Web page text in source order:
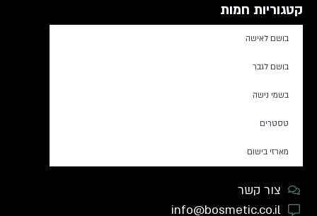
קטגוריות חמות
בושם לאישה
בושם לגבר
בשמי נישה
טסטרים
מארזי בישום
צור קשר
info@bosmetic.co.il